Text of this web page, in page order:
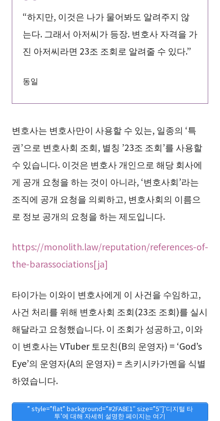
“하지만, 이것은 나가 물어봐도 알려주지 않
는다. 그래서 아저씨가 등장. 변호사 자격을 가
진 아저씨라면 23조 조회로 알려줄 수 있다.”
동일
변호사는 변호사만이 사용할 수 있는, 일종의 ‘특
권’으로 변호사회 조회, 별칭 ’23조 조회’를 사용할
수 있습니다. 이것은 변호사 개인으로 해당 회사에
게 공개 요청을 하는 것이 아니라, ‘변호사회’라는
조직에 공개 요청을 의뢰하고, 변호사회의 이름으
로 정보 공개의 요청을 하는 제도입니다.
https://monolith.law/reputation/references-of-
the-barassociations[ja]
타이가는 이와이 변호사에게 이 사건을 수임하고,
사건 처리를 위해 변호사회 조회(23조 조회)를 실시
해달라고 요청했습니다. 이 조회가 성공하고, 이와
이 변호사는 VTuber 토모친(B의 운영자) = ‘God’s
Eye’의 운영자(A의 운영자) = 츠키시카가멘을 식별
하였습니다.
” style=”flat” background=”#2FA8E1″ size=”5″]’디지털 타
투’에 대해 자세히 설명한 페이지는 여기